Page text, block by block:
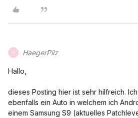
H HaegerPilz
Hallo,
dieses Posting hier ist sehr hilfreich.
ebenfalls ein Auto in welchem ich
einem Samsung S9 (aktuelles